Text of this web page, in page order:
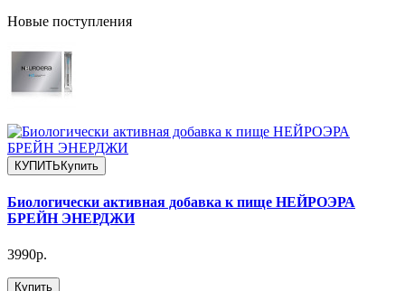
Новые поступления
КУПИТЬ Купить
Биологически активная добавка к пище НЕЙРОЭРА
БРЕЙН ЭНЕРДЖИ
3990р.
Купить